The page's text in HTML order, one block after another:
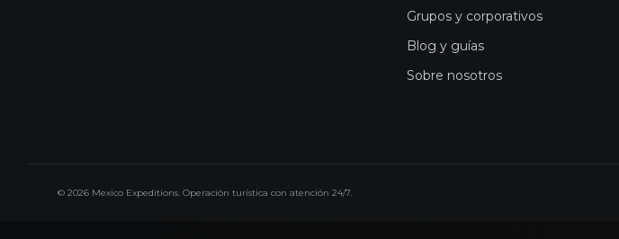
Grupos y corporativos
Blog y guías
Sobre nosotros
© 2026 Mexico Expeditions. Operación turística con atención 24/7.